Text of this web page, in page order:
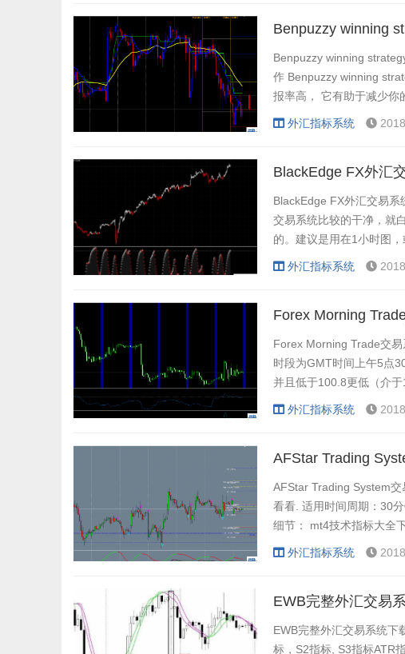
Benpuzzy winning
Benpuzzy winning
作 Benpuzzy winning
报率高， 它有助于减少
线，做多。 当蓝色MA下
外汇指标系统
BlackEdge FX外汇
BlackEdge FX外汇交易
交易系统比较的干净，就
的。建议是用在1小时图
用过来都还行。至于那个
外汇指标系统
Forex Morning
Forex Morning Trade交
时段为GMT时间上午5点
并且低于100.8更低（介
交易。 不交易: 我们会不
外汇指标系统
AFStar Trading
AFStar Trading System
看看. 适用时间周期：30
细节： mt4技术指标大全
于H4 Sup C线。 AFStar
外汇指标系统
EWB完整外汇交易
EWB完整外汇交易系统下
标，S2指标, S3指标ATR